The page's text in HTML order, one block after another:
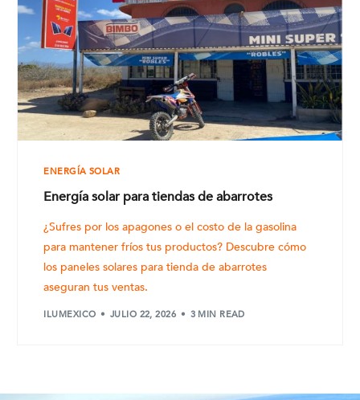
ENERGÍA SOLAR
Energía solar para tiendas de abarrotes
¿Sufres por los apagones o el costo de la gasolina
para mantener fríos tus productos? Descubre cómo
los paneles solares para tienda de abarrotes
aseguran tus ventas.
ILUMEXICO JULIO 22, 2026 3 MIN READ